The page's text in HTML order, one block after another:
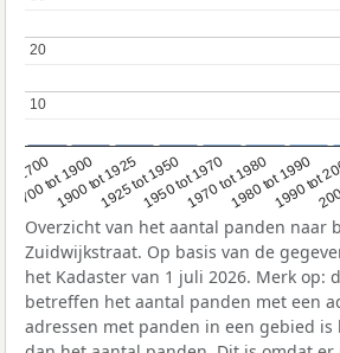
1700
1700 tot 1900
1900 tot 19251925 tot 19501950 tot 19701970 tot 19801980 tot 1990
1990 tot
10
10
20
20
Overzicht van het aantal panden naar
Zuidwijkstraat. Op basis van de
het Kadaster van 1 juli 2026. Merk op:
betreffen het aantal panden met een
adressen met panden in een gebied